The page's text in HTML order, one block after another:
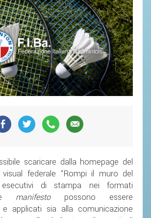
scaricare dalla homepage del
federale “Rompi il muro del
esecutivi di stampa nei formati
manifesto possono essere
e applicati sia alla comunicazione
SEGRETERIA FEDERALE
CONTATTI
AVVISI E BANDI
CIRCOLARI
RESPONSABILITÀ SOCIALE
SAFEGUARDING
GIUSTIZIA FEDERALE
REGOLAMENTI
PROVVEDIMENTI
ORGANI DI GIUSTIZIA FEDERALE
MAGLIA AZZURRA